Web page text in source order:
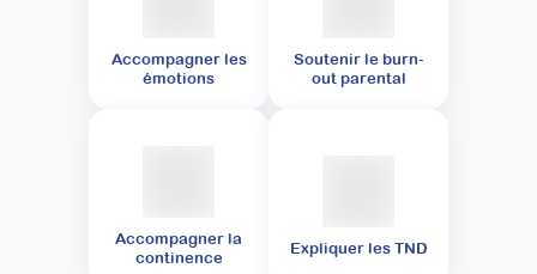
Accompagner les
émotions
Soutenir le burn-
out parental
Accompagner la
continence
Expliquer les TND